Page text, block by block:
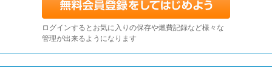
ログインするとお気に入りの保存や燃費記録など様々な
管理が出来るようになります